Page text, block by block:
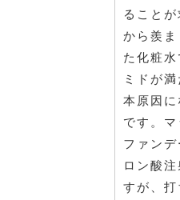
ること
から羨
た化粧
ミドが
本原因
です。
ファン
ロン酸
すが、